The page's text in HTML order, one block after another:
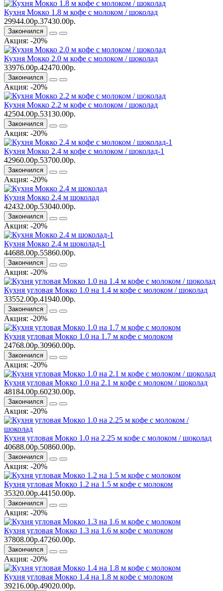
Кухня Мокко 1.8 м кофе с молоком / шоколад
29944.00р.37430.00р.
Закончился
Акция: -20%
Кухня Мокко 2.0 м кофе с молоком / шоколад
33976.00р.42470.00р.
Закончился
Акция: -20%
Кухня Мокко 2.2 м кофе с молоком / шоколад
42504.00р.53130.00р.
Закончился
Акция: -20%
Кухня Мокко 2.4 м кофе с молоком / шоколад-1
42960.00р.53700.00р.
Закончился
Акция: -20%
Кухня Мокко 2.4 м шоколад
42432.00р.53040.00р.
Закончился
Акция: -20%
Кухня Мокко 2.4 м шоколад-1
44688.00р.55860.00р.
Закончился
Акция: -20%
Кухня угловая Мокко 1.0 на 1.4 м кофе с молоком / шоколад
33552.00р.41940.00р.
Закончился
Акция: -20%
Кухня угловая Мокко 1.0 на 1.7 м кофе с молоком
24768.00р.30960.00р.
Закончился
Акция: -20%
Кухня угловая Мокко 1.0 на 2.1 м кофе с молоком / шоколад
48184.00р.60230.00р.
Закончился
Акция: -20%
Кухня угловая Мокко 1.0 на 2.25 м кофе с молоком / шоколад
40688.00р.50860.00р.
Закончился
Акция: -20%
Кухня угловая Мокко 1.2 на 1.5 м кофе с молоком
35320.00р.44150.00р.
Закончился
Акция: -20%
Кухня угловая Мокко 1.3 на 1.6 м кофе с молоком
37808.00р.47260.00р.
Закончился
Акция: -20%
Кухня угловая Мокко 1.4 на 1.8 м кофе с молоком
39216.00р.49020.00р.